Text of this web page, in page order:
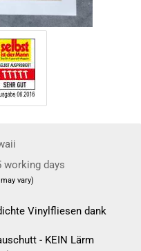
working days
vary)
Vinylfliesen dank
- KEIN Lärm